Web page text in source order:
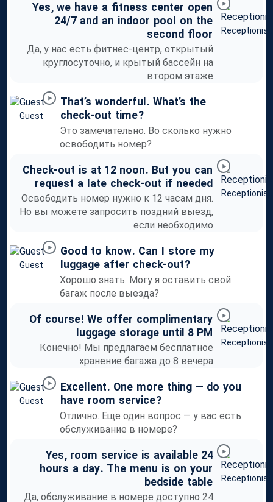
Receptionist
Yes, we have a fitness center open
24/7 and an indoor pool on the
second floor
Да, у нас есть фитнес-центр, открытый
круглосуточно, и крытый бассейн на
втором этаже
Guest
That’s wonderful . What’s the
check-out time?
Это замечательно. Во сколько нужно
освободить номер?
Receptionist
Check-out is at 12 noon. But you can
request a late check-out if needed
Освободить номер нужно к 12 часам дня.
Но вы можете запросить поздний выезд,
если необходимо
Guest
Good to know. Can store my
luggage after check-out?
Хорошо знать. Могу я оставить свой
багаж после выезда?
Receptionist
Of course! We offer complimentary
luggage storage until 8 PM
Конечно! Мы предлагаем бесплатное
хранение багажа до 8 вечера
Guest
Excellent. One more thing — do you
have room service?
Отлично. Еще один вопрос — у вас есть
обслуживание в номере?
Receptionist
Yes, room service is available 24
hours a day. The menu is on your
bedside table
Да, обслуживание в номере доступно 24